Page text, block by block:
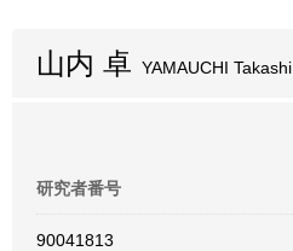
山内 卓 YAMAUCHI Takashi
研究者番号
90041813